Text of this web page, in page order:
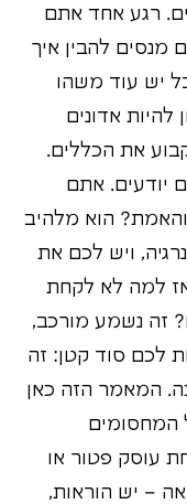
רגע אחד אתם
להבין איך
יש עוד משהו
אדונים
את הכללים.
יודעים. אתם
הוא מלהיב
ויש לכם את
אז למה לא לקחת
זה נשמע מורכב,
לכם סוד קטן: זה
המאמר הזה כאן
המחסומים
עוסק פטור או
– יש הוראות,